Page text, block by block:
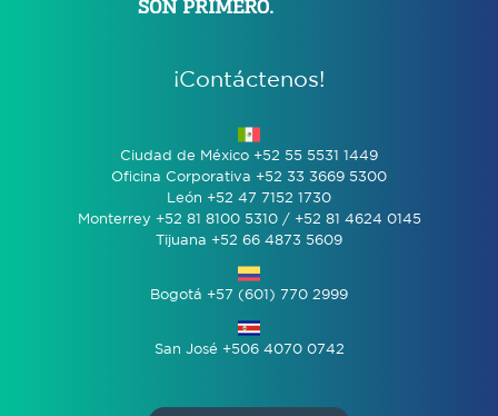
¡Contáctenos!
Ciudad de México +52 55 5531 1449
Oficina Corporativa +52 33 3669 5300
León +52 47 7152 1730
Monterrey +52 81 8100 5310 / +52 81 4624 0145
Tijuana +52 66 4873 5609
Bogotá +57 (601) 770 2999
San José +506 4070 0742